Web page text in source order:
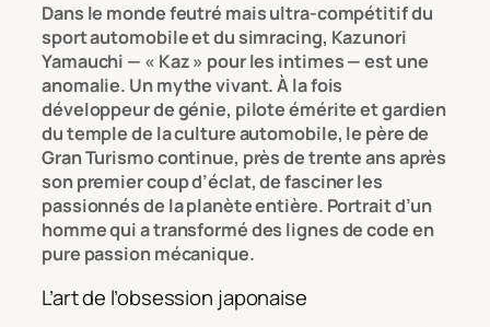
Dans le monde feutré mais ultra-compétitif du
sport automobile et du simracing, Kazunori
Yamauchi — « Kaz » pour les intimes — est une
anomalie. Un mythe vivant. À la fois
développeur de génie, pilote émérite et gardien
du temple de la culture automobile, le père de
Gran Turismo continue, près de trente ans après
son premier coup d’éclat, de fasciner les
passionnés de la planète entière. Portrait d’un
homme qui a transformé des lignes de code en
pure passion mécanique.
L’art de l’obsession japonaise